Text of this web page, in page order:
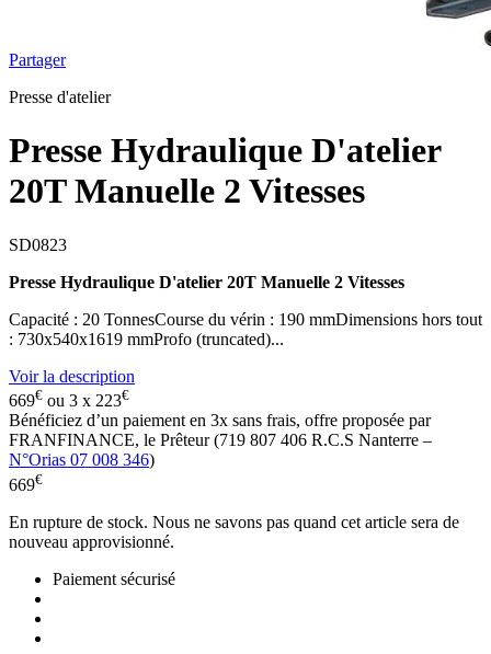
Partager
Presse d'atelier
Presse Hydraulique D'atelier
20T Manuelle 2 Vitesses
SD0823
Presse Hydraulique D'atelier 20T Manuelle 2 Vitesses
Capacité : 20 TonnesCourse du vérin : 190 mmDimensions hors tout
: 730x540x1619 mmProfo (truncated)...
Voir la description
669€ ou 3 x 223€
Bénéficiez d’un paiement en 3x sans frais, offre proposée par
FRANFINANCE, le Prêteur (719 807 406 R.C.S Nanterre –
N°Orias 07 008 346)
669€
En rupture de stock. Nous ne savons pas quand cet article sera de
nouveau approvisionné.
Paiement sécurisé